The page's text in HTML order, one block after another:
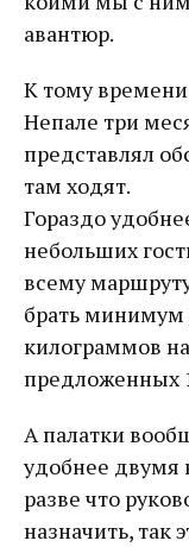
авантюр.
К тому времени
Непале три
представлял
там ходят.
Гораздо
небольших
всему
брать минимум
килограммов
предложенных
А палатки
удобнее двумя
разве что
назначить, так